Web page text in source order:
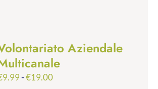
Aziendale
9.99-€19.00Fascia